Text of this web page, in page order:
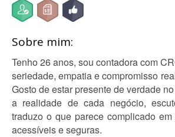
Sobre mim:
Tenho 26 anos, sou contadora com
seriedade, empatia e compromisso
Gosto de estar presente de verdade
a realidade de cada negócio,
traduzo o que parece complicado
acessíveis e seguras.